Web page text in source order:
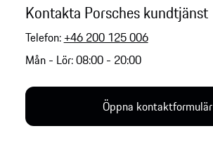
Kontakta Porsches kundtjänst
Telefon: +46 200 125 006
Mån - Lör: 08:00 - 20:00
Öppna kontaktformulär